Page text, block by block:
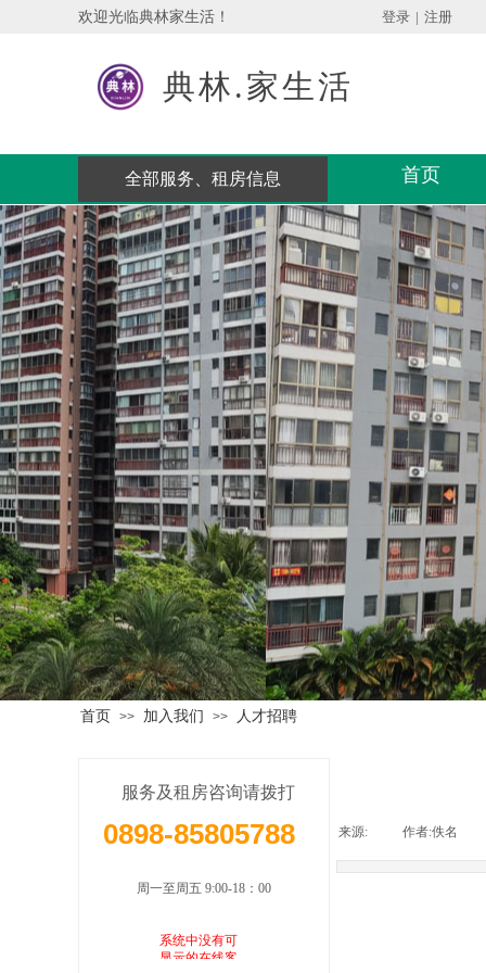
登录 | 注册
欢迎光临典林家生活！
典林.家生活
全部服务、租房信息 首页
首页 >> 加入我们 >> 人才招聘
周一至周五 9:00-18：00
服务及租房咨询请拨打
系统中没有可
显示的在线客
0898-85805788 来源: 作者:佚名